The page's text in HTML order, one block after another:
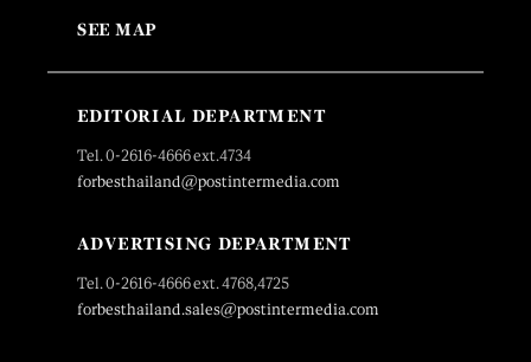
SEE MAP
EDITORIAL DEPARTMENT
Tel. 0-2616-4666 ext.4734
forbesthailand@postintermedia.com
ADVERTISING DEPARTMENT
Tel. 0-2616-4666 ext. 4768,4725
forbesthailand.sales@postintermedia.com